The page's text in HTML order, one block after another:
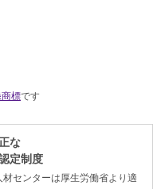
標です
な
定制度
センターは厚生労働省より適